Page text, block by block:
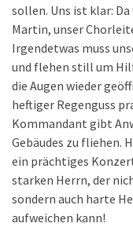
sollen. Uns ist klar:
Martin, unser
Irgendetwas muss
und flehen still um
die Augen wieder
heftiger Regenguss
Kommandant gibt
Gebäudes zu fliehen.
ein prächtiges
starken Herrn, der
sondern auch harte
aufweichen kann!